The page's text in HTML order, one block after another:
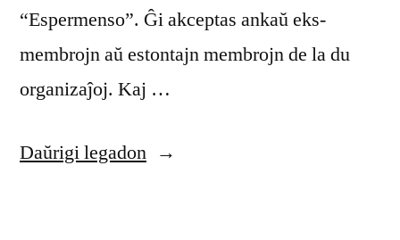
“Espermenso”. Ĝi akceptas ankaŭ eks-
membrojn aŭ estontajn membrojn de la du
organizaĵoj. Kaj …
Daŭrigi legadon“Espermensa”